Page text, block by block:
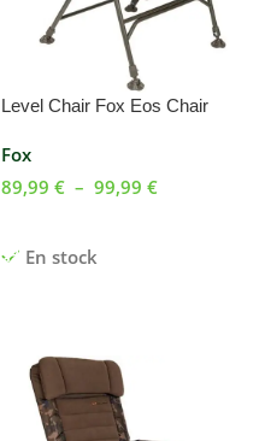
Level Chair Fox Eos Chair
Fox
En stock
89,99 € – 99,99 €